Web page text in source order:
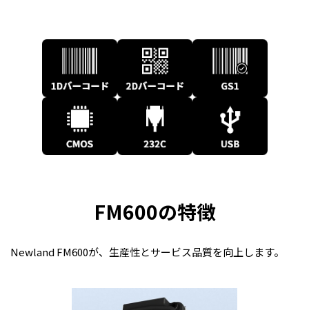
FM600の特徴
Newland FM600が、生産性とサービス品質を向上します。